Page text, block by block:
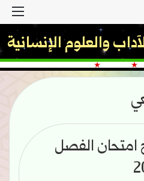
والعلوم الإنسانية
امتحان الفصل